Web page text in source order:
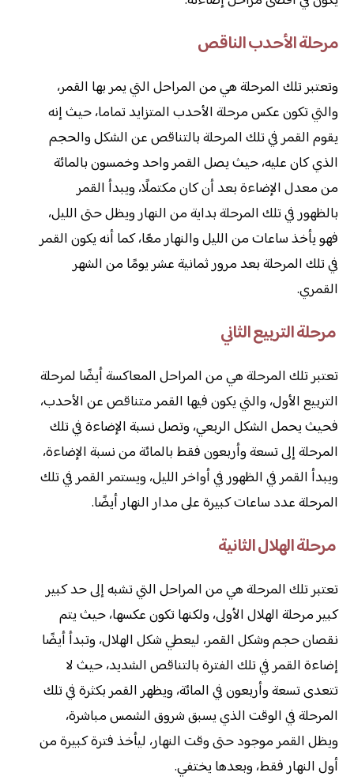
مرحلة الأحدب الناقص
وتعتبر تلك المرحلة هي من المراحل التي يمر بها القمر،
والتي تكون عكس مرحلة الأحدب المتزايد تماما، حيث إنه
يقوم القمر في تلك المرحلة بالتناقص عن الشكل والحجم
الذي كان عليه، حيث يصل القمر واحد وخمسون بالمائة
من معدل الإضاءة بعد أن كان مكتملًا، ويبدأ القمر
بالظهور في تلك المرحلة بداية من النهار ويظل حتى الليل،
فهو يأخذ ساعات من الليل والنهار معًا، كما أنه يكون القمر
في تلك المرحلة بعد مرور ثمانية عشر يومًا من الشهر
القمري.
مرحلة التربيع الثاني
تعتبر تلك المرحلة هي من المراحل المعاكسة أيضًا لمرحلة
التربيع الأول، والتي يكون فيها القمر متناقص عن الأحدب،
فحيث يحمل الشكل الربعي، وتصل نسبة الإضاءة في تلك
المرحلة إلى تسعة وأربعون فقط بالمائة من نسبة الإضاءة،
ويبدأ القمر في الظهور في أواخر الليل، ويستمر القمر في تلك
المرحلة عدد ساعات كبيرة على مدار النهار أيضًا.
مرحلة الهلال الثانية
تعتبر تلك المرحلة هي من المراحل التي تشبه إلى حد كبير
كبير مرحلة الهلال الأولى، ولكنها تكون عكسها، حيث يتم
نقصان حجم وشكل القمر، ليعطي شكل الهلال، وتبدأ أيضًا
إضاءة القمر في تلك الفترة بالتناقص الشديد، حيث لا
تتعدى تسعة وأربعون في المائة، ويظهر القمر بكثرة في تلك
المرحلة في الوقت الذي يسبق شروق الشمس مباشرة،
ويظل القمر موجود حتى وقت النهار، ليأخذ فترة كبيرة من
أول النهار فقط، وبعدها يختفي.